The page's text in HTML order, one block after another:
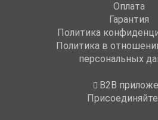
Оплата
Гарантия
Политика
Политика в
персональных
B2B